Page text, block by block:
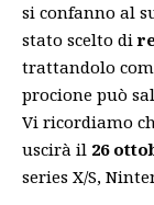
si confanno al
stato scelto di
trattandolo
procione può
Vi ricordiamo
uscirà il 26
series X/S,